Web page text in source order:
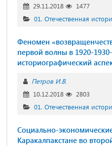
29.11.2018
1477
01. Отечественная
Феномен
первой волны в 1920-1930-
историографический
Петров И.В.
10.12.2018
2803
01. Отечественная
Социально-
Каракалпакстане во